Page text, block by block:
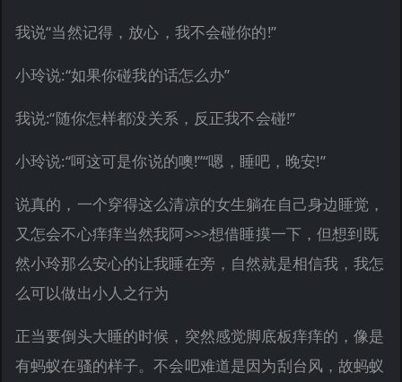
我说“当然记得，放心，我不会碰你的!”
小玲说:“如果你碰我的话怎么办”
我说:“随你怎样都没关系，反正我不会碰!”
小玲说:“呵这可是你说的噢!”“嗯，睡吧，晚安!”
说真的，一个穿得这么清凉的女生躺在自己身边睡觉，
又怎会不心痒痒当然我阿>>>想借睡摸一下，但想到既
然小玲那么安心的让我睡在旁，自然就是相信我，我怎
么可以做出小人之行为
正当要倒头大睡的时候，突然感觉脚底板痒痒的，像是
有蚂蚁在骚的样子。不会吧难道是因为刮台风，故蚂蚁